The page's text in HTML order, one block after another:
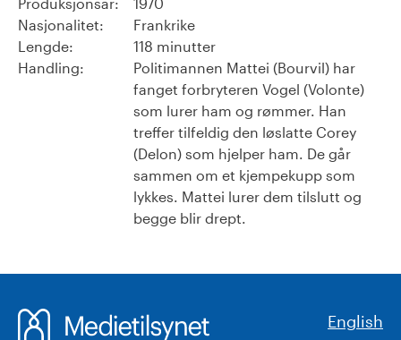
Nasjonalitet:
Frankrike
Lengde:
118 minutter
Handling:
Politimannen Mattei (Bourvil) har
fanget forbryteren Vogel (Volonte)
som lurer ham og rømmer. Han
treffer tilfeldig den løslatte Corey
(Delon) som hjelper ham. De går
sammen om et kjempekupp som
lykkes. Mattei lurer dem tilslutt og
begge blir drept.
English